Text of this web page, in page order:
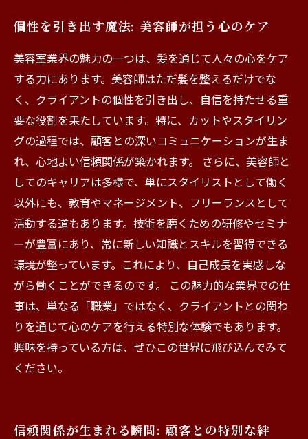
個性を引き出す魔法: 美容師が担う心のケア
美容室業界の魅力の一つは、髪を通じて人々の心をケア
する力にあります。美容師はただ髪を整えるだけでな
く、クライアントの個性を引き出し、自信を持たせる重
要な役割を果たしています。特に、カットやスタイリン
グの過程では、顧客との深いコミュニケーションが生ま
れ、心地よい信頼関係が築かれます。 さらに、美容師と
してのキャリアは多様で、単にスタイリストとして働く
以外にも、教育やマネージメント、フリーランスとして
活動する道もあります。技術を磨くための研修やセミナ
ーが豊富にあり、常に新しい知識とスキルを習得できる
環境が整っています。これにより、自己成長を実感しな
がら働くことができるのです。 この魅力的な業界での仕
事は、単なる「職業」ではなく、クライアントとの関わ
りを通じて心のケアを行える特別な体験でもあります。
興味を持っている方は、ぜひこの世界に飛び込んでみて
ください。
信頼関係が生まれる瞬間: 顧客との特別な絆